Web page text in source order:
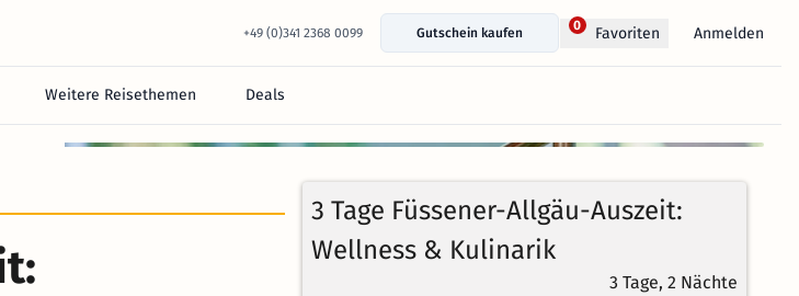
+49 (0)341 2368 0099 Gutschein kaufen
0 Favoriten Anmelden
Weitere Reisethemen Deals
99%
Weiterempfehlung
Bewertungen
3 Tage Füssener-Allgäu-Auszeit:
Wellness & Kulinarik
3 Tage, 2 Nächte